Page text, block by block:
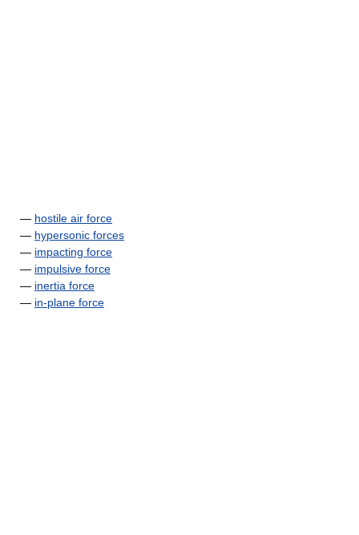
— hostile air force
— hypersonic forces
— impacting force
— impulsive force
— inertia force
— in-plane force